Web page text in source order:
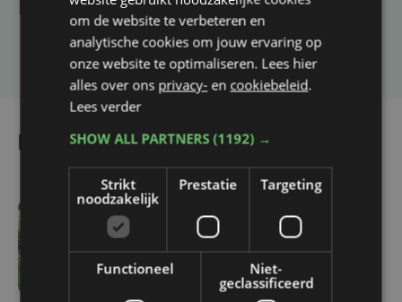
Laat het ons weten
Lees ook
vr 7 augustus | 16:12
Zulte Waregem start
tegen Racing Genk:
"Waarom zou ik onze
om de website te verbeteren en
analytische cookies om jouw ervaring op
onze website te optimaliseren. Lees hier
alles over ons privacy- en cookiebeleid.
Lees verder
SHOW ALL PARTNERS(1192) →
Strikt
noodzakelijk
Prestatie Targeting
Functioneel
Niet-
geclassificeerd